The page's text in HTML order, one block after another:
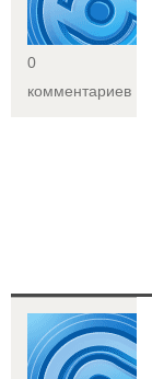
0
комментариев
<